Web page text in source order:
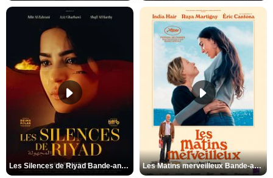
Les Silences de Riyad Bande-annonce VO STFR Les Matins merveilleux Bande-annonce VF